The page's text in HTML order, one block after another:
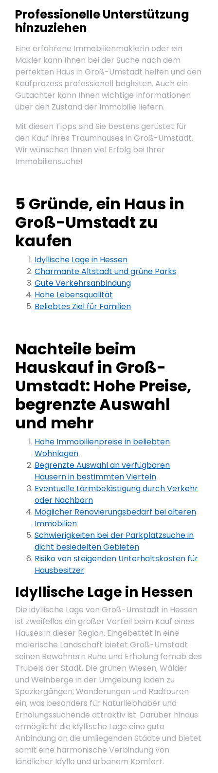
Professionelle Unterstützung
hinzuziehen
Eine erfahrene Immobilienmaklerin oder ein
Makler kann Ihnen bei der Suche nach dem
perfekten Haus in Groß-Umstadt helfen und den
Kaufprozess professionell begleiten. Auch ein
Gutachter kann Ihnen wichtige Informationen
über den Zustand der Immobilie liefern.
Mit diesen Tipps sind Sie bestens gerüstet für
den Kauf Ihres Traumhauses in Groß-Umstadt.
Wir wünschen Ihnen viel Erfolg bei Ihrer
Immobiliensuche!
5 Gründe, ein Haus in
Groß-Umstadt zu
kaufen
Idyllische Lage in Hessen
Charmante Altstadt und grüne Parks
Gute Verkehrsanbindung
Hohe Lebensqualität
Beliebtes Ziel für Familien
Nachteile beim
Hauskauf in Groß-
Umstadt: Hohe Preise,
begrenzte Auswahl
und mehr
Hohe Immobilienpreise in beliebten
Wohnlagen
Begrenzte Auswahl an verfügbaren
Häusern in bestimmten Vierteln
Eventuelle Lärmbelästigung durch Verkehr
oder Nachbarn
Möglicher Renovierungsbedarf bei älteren
Immobilien
Schwierigkeiten bei der Parkplatzsuche in
dicht besiedelten Gebieten
Risiko von steigenden Unterhaltskosten für
Hausbesitzer
Idyllische Lage in Hessen
Die idyllische Lage von Groß-Umstadt in Hessen
ist zweifellos ein großer Vorteil beim Kauf eines
Hauses in dieser Region. Eingebettet in eine
malerische Landschaft bietet Groß-Umstadt
seinen Bewohnern Ruhe und Erholung fernab des
Trubels der Stadt. Die grünen Wiesen, Wälder
und Weinberge in der Umgebung laden zu
Spaziergängen, Wanderungen und Radtouren
ein, was besonders für Naturliebhaber und
Erholungssuchende attraktiv ist. Darüber hinaus
ermöglicht die idyllische Lage eine gute
Anbindung an die umliegenden Städte und bietet
somit eine harmonische Verbindung von
ländlicher Idylle und urbanem Komfort.